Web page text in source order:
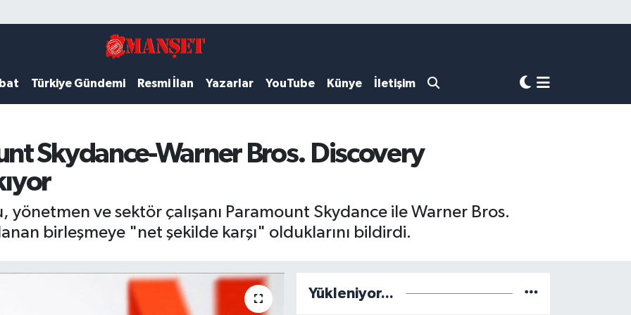
Türkiye Gündemi Resmi İlan Yazarlar YouTube Künye İletişim
Skydance-Warner Bros. Discovery
ve sektör çalışanı Paramount Skydance ile Warner Bros.
birleşmeye "net şekilde karşı" olduklarını bildirdi.
Yükleniyor...